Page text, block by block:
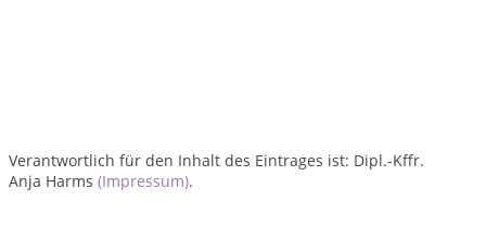
Verantwortlich für den Inhalt des Eintrages ist: Dipl.-Kffr.
Anja Harms (Impressum).